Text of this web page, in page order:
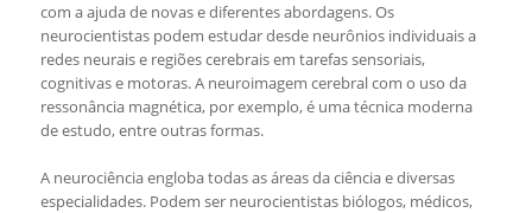
com a ajuda de novas e diferentes abordagens. Os
neurocientistas podem estudar desde neurônios individuais a
redes neurais e regiões cerebrais em tarefas sensoriais,
cognitivas e motoras. A neuroimagem cerebral com o uso da
ressonância magnética, por exemplo, é uma técnica moderna
de estudo, entre outras formas.
A neurociência engloba todas as áreas da ciência e diversas
especialidades. Podem ser neurocientistas biólogos, médicos,